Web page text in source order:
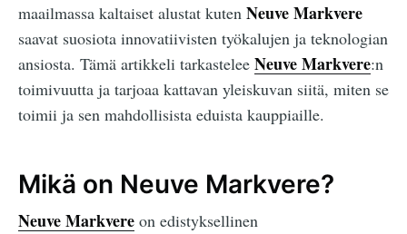
maailmassa kaltaiset alustat kuten Neuve Markvere
saavat suosiota innovatiivisten työkalujen ja teknologian
ansiosta. Tämä artikkeli tarkastelee Neuve Markvere:n
toimivuutta ja tarjoaa kattavan yleiskuvan siitä, miten se
toimii ja sen mahdollisista eduista kauppiaille.
Mikä on Neuve Markvere?
Neuve Markvere on edistyksellinen